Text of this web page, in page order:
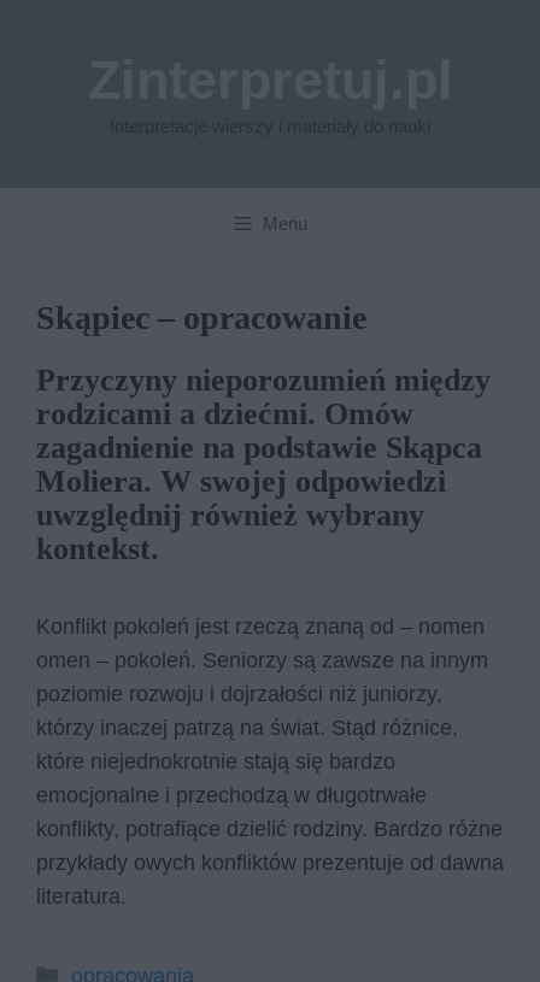
Menu
Skąpiec – opracowanie
Przyczyny nieporozumień między
rodzicami a dziećmi. Omów
zagadnienie na podstawie Skąpca
Moliera. W swojej odpowiedzi
uwzględnij również wybrany
kontekst.
Konflikt pokoleń jest rzeczą znaną od – nomen
omen – pokoleń. Seniorzy są zawsze na innym
poziomie rozwoju i dojrzałości niż juniorzy,
którzy inaczej patrzą na świat. Stąd różnice,
które niejednokrotnie stają się bardzo
emocjonalne i przechodzą w długotrwałe
konflikty, potrafiące dzielić rodziny. Bardzo różne
przykłady owych konfliktów prezentuje od dawna
literatura.
Kategorie
opracowania